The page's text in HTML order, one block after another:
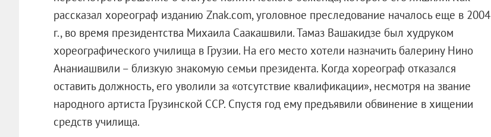
рассказал хореограф изданию Znak.com, уголовное преследование началось еще в 2004
г., во время президентства Михаила Саакашвили. Тамаз Вашакидзе был худруком
хореографического училища в Грузии. На его место хотели назначить балерину Нино
Ананиашвили – близкую знакомую семьи президента. Когда хореограф отказался
оставить должность, его уволили за «отсутствие квалификации», несмотря на звание
народного артиста Грузинской ССР. Спустя год ему предъявили обвинение в хищении
средств училища.